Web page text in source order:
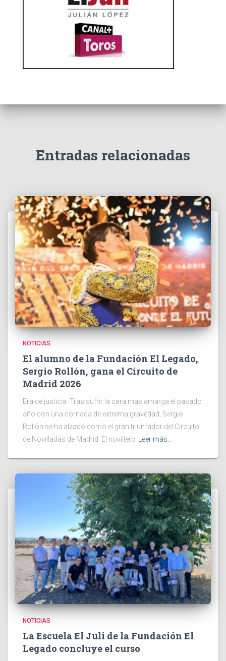
Entradas relacionadas
NOTICIAS
El alumno de la Fundación El Legado,
Sergio Rollón, gana el Circuito de
Madrid 2026
Era de justicia. Tras sufrir la cara más amarga el pasado
año con una cornada de extrema gravedad, Sergio
Rollón se ha alzado como el gran triunfador del Circuito
de Novilladas de Madrid. El novillero
Leer más…
NOTICIAS
La Escuela El Juli de la Fundación El
Legado concluye el curso